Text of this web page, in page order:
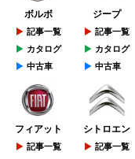
ボルボ
記事一覧
カタログ
中古車
ジープ
記事一覧
カタログ
中古車
フィアット
記事一覧
シトロエン
記事一覧